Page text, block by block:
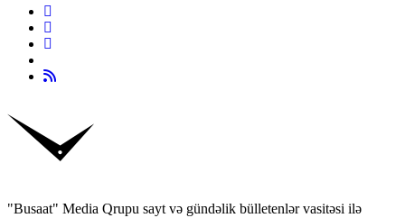
"Busaat" Media Qrupu sayt və gündəlik bülletenlər vasitəsi ilə